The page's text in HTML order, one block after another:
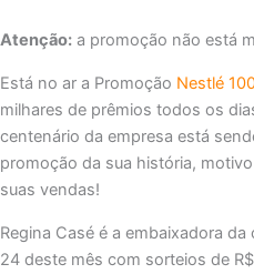
Atenção: a promoção não está
Está no ar a Promoção Nestlé
milhares de prêmios todos os
centenário da empresa está
promoção da sua história,
suas vendas!
Regina Casé é a embaixadora
24 deste mês com sorteios de